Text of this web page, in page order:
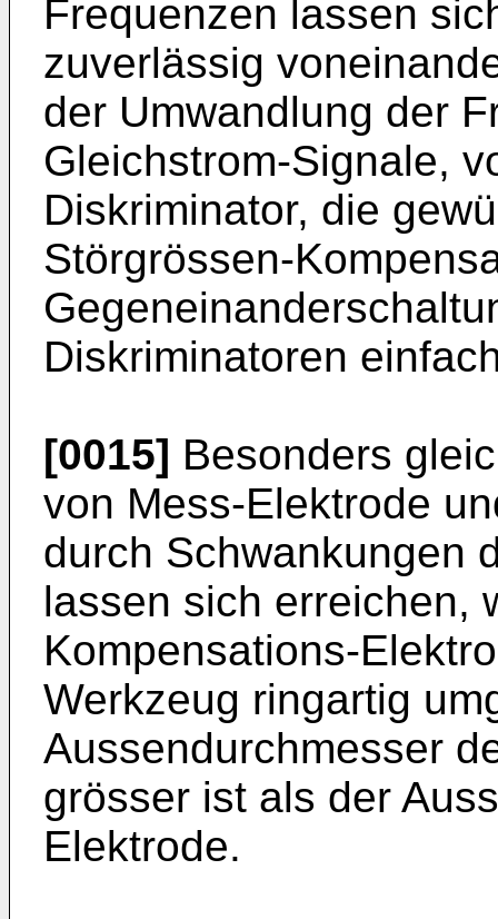
Frequenzen lassen
zuverlässig
der Umwandlung der
Gleichstrom-Signale,
Diskriminator, die
Störgrössen-
Diskriminatoren
[0015] Besonders
von Mess-Elektrode
durch Schwankungen
lassen sich erreichen,
Kompensations-
Werkzeug ringartig
Aussendurchmesser
grösser ist als der
Elektrode.